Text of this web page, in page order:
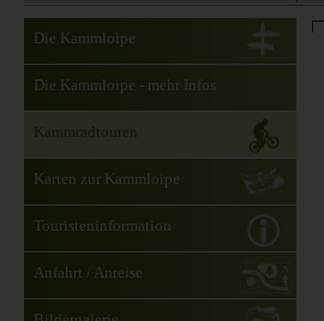
Die Kammloipe
Die Kammloipe - mehr Infos
Kammradtouren
Karten zur Kammloipe
Touristeninformation
Anfahrt / Anreise